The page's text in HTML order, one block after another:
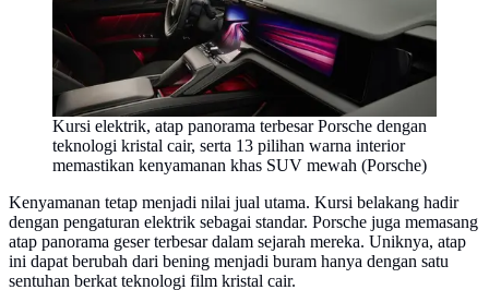
Kursi elektrik, atap panorama terbesar Porsche dengan
teknologi kristal cair, serta 13 pilihan warna interior
memastikan kenyamanan khas SUV mewah (Porsche)
Kenyamanan tetap menjadi nilai jual utama. Kursi belakang hadir
dengan pengaturan elektrik sebagai standar. Porsche juga memasang
atap panorama geser terbesar dalam sejarah mereka. Uniknya, atap
ini dapat berubah dari bening menjadi buram hanya dengan satu
sentuhan berkat teknologi film kristal cair.